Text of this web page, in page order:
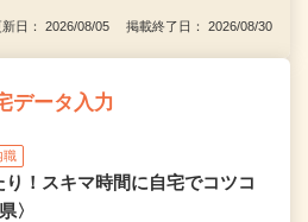
新日： 2026/08/05 掲載終了日： 2026/08/30
データ入力
職
！スキマ時間に自宅でコツコ
〉